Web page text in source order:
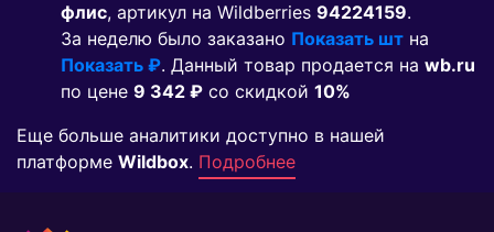
флис, артикул на Wildberries 94224159.
За неделю было заказано Показать шт на
Показать ₽. Данный товар продается на wb.ru
по цене 9 342 ₽ co скидкой 10%
Еще больше аналитики доступно в нашей
платформе Wildbox. Подробнее